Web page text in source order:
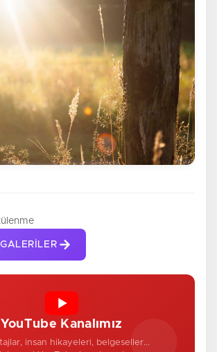
YouTube Kanalımız
insan hikayeleri, belgeseller...